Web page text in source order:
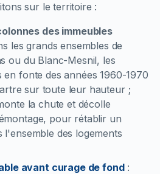
sur le territoire :
des immeubles
les grands ensembles de
ou du Blanc-Mesnil, les
fonte des années 1960-1970
sur toute leur hauteur ;
la chute et décolle
pour rétablir un
des logements
avant curage de fond: